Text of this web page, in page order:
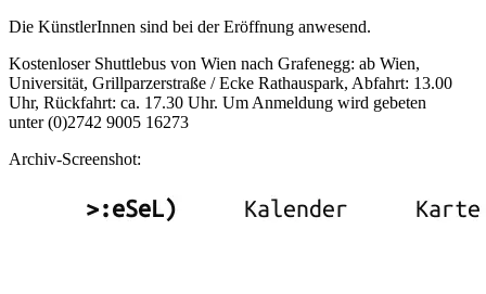
Die KünstlerInnen sind bei der Eröffnung anwesend.
Kostenloser Shuttlebus von Wien nach Grafenegg: ab Wien,
Universität, Grillparzerstraße / Ecke Rathauspark, Abfahrt: 13.00
Uhr, Rückfahrt: ca. 17.30 Uhr. Um Anmeldung wird gebeten
unter (0)2742 9005 16273
Archiv-Screenshot: